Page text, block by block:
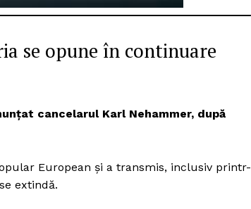
Despre noi / Echipa
se opune în continuare
cancelarul Karl Nehammer, după
European și a transmis, inclusiv printr-
extindă.